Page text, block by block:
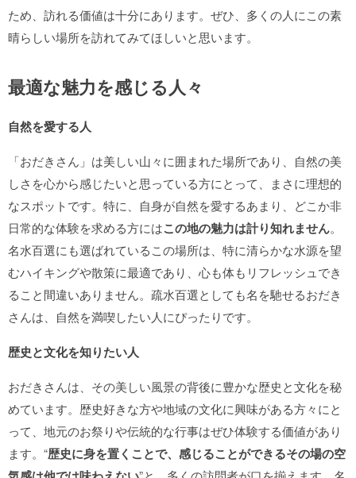
ため、訪れる価値は十分にあります。ぜひ、多くの人にこの素
晴らしい場所を訪れてみてほしいと思います。
最適な魅力を感じる人々
自然を愛する人
「おだきさん」は美しい山々に囲まれた場所であり、自然の美
しさを心から感じたいと思っている方にとって、まさに理想的
なスポットです。特に、自身が自然を愛するあまり、どこか非
日常的な体験を求める方にはこの地の魅力は計り知れません。
名水百選にも選ばれているこの場所は、特に清らかな水源を望
むハイキングや散策に最適であり、心も体もリフレッシュでき
ること間違いありません。疏水百選としても名を馳せるおだき
さんは、自然を満喫したい人にぴったりです。
歴史と文化を知りたい人
おだきさんは、その美しい風景の背後に豊かな歴史と文化を秘
めています。歴史好きな方や地域の文化に興味がある方々にと
って、地元のお祭りや伝統的な行事はぜひ体験する価値があり
ます。“歴史に身を置くことで、感じることができるその場の空